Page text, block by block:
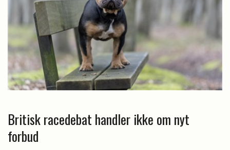
Britisk racedebat handler ikke om nyt
forbud